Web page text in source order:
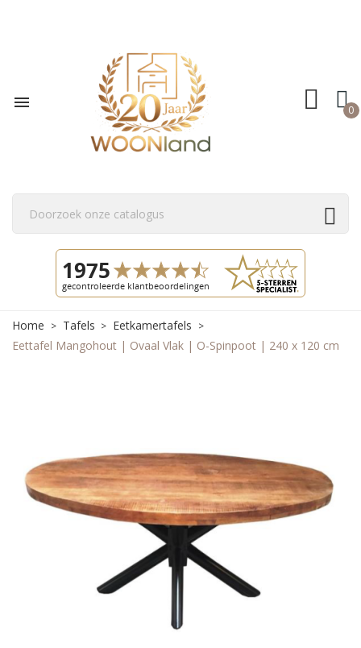
 0
Home Tafels
Eetkamertafels
Eettafel Mangohout | Ovaal Vlak | O-Spinpoot | 240 x 120 cm